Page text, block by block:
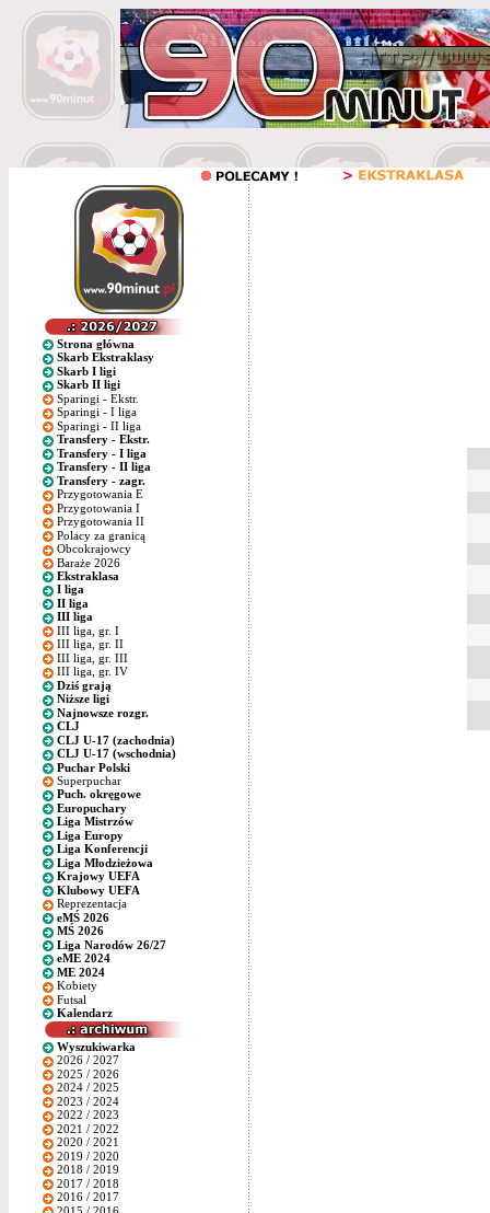
Strona główna
Skarb Ekstraklasy
Skarb I ligi
Skarb II ligi
Sparingi - Ekstr.
Sparingi - I liga
Sparingi - II liga
Transfery - Ekstr.
Transfery - I liga
Transfery - II liga
Transfery - zagr.
Przygotowania E
Przygotowania I
Przygotowania II
Polacy za granicą
Obcokrajowcy
Baraże 2026
Ekstraklasa
I liga
II liga
III liga
III liga, gr. I
III liga, gr. II
III liga, gr. III
III liga, gr. IV
Dziś grają
Niższe ligi
Najnowsze rozgr.
CLJ
CLJ U-17 (zachodnia)
CLJ U-17 (wschodnia)
Puchar Polski
Superpuchar
Puch. okręgowe
Europuchary
Liga Mistrzów
Liga Europy
Liga Konferencji
Liga Młodzieżowa
Krajowy UEFA
Klubowy UEFA
Reprezentacja
eMŚ 2026
MŚ 2026
Liga Narodów 26/27
eME 2024
ME 2024
Kobiety
Futsal
Kalendarz
Wyszukiwarka
2026 / 2027
2025 / 2026
2024 / 2025
2023 / 2024
2022 / 2023
2021 / 2022
2020 / 2021
2019 / 2020
2018 / 2019
2017 / 2018
2016 / 2017